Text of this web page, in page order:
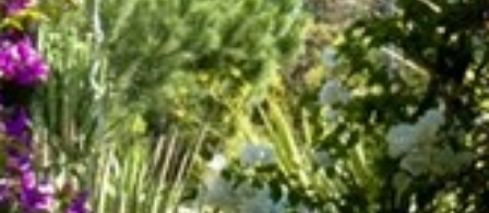
LE VOSTRE DOMANDE, LE NOSTRE
RISPOSTE